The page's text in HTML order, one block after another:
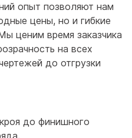
опыт позволяют нам
цены, но и гибкие
ценим время заказчика
на всех
до отгрузки
до финишного